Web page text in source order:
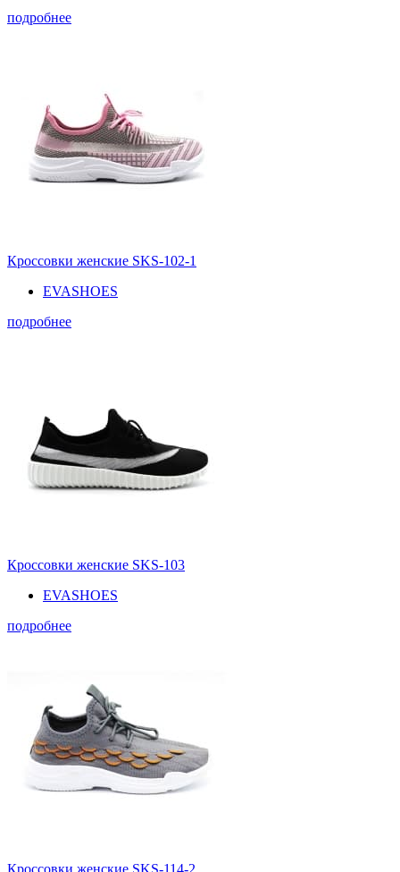
подробнее
Кроссовки женские SKS-102-1
EVASHOES
подробнее
Кроссовки женские SKS-103
EVASHOES
подробнее
Кроссовки женские SKS-114-2